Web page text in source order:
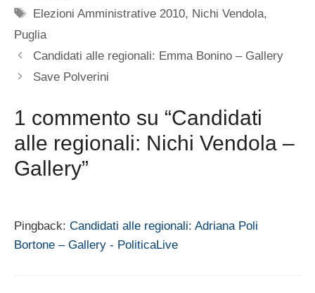
Tag
Elezioni Amministrative 2010, Nichi Vendola,
Puglia
Candidati alle regionali: Emma Bonino – Gallery
Save Polverini
1 commento su “Candidati
alle regionali: Nichi Vendola –
Gallery”
Pingback: Candidati alle regionali: Adriana Poli
Bortone – Gallery - PoliticaLive